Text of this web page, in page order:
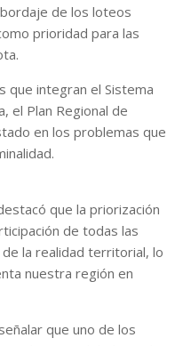
de los loteos
prioridad para las
que integran el Sistema
el Plan Regional de
en los problemas que
que la priorización
de todas las
la realidad territorial, lo
nuestra región en
que uno de los